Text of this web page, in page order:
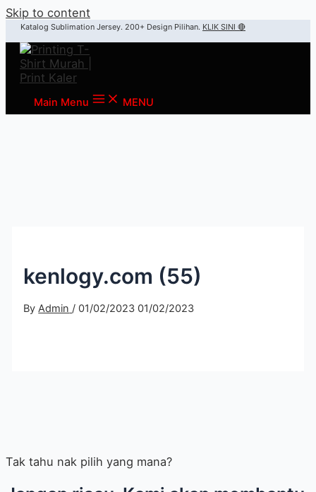
Skip to content
Katalog Sublimation Jersey. 200+ Design Pilihan. KLIK SINI 🔴
Main Menu MENU
kenlogy.com (55)
ByAdmin / 01/02/2023 01/02/2023
Tak tahu nak pilih yang mana?